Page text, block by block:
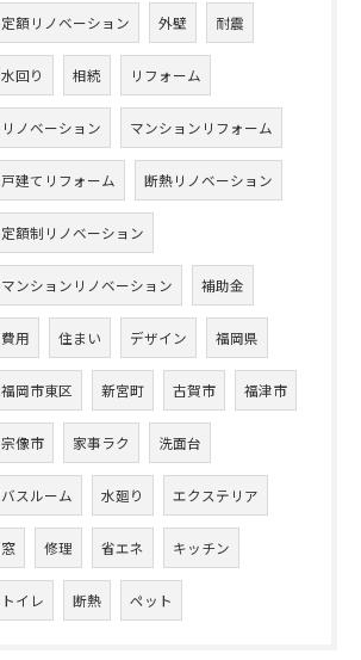
定額リノベーション 外壁 耐震
水回り 相続 リフォーム
リノベーション マンションリフォーム
戸建てリフォーム 断熱リノベーション
定額制リノベーション
マンションリノベーション 補助金
費用 住まい デザイン 福岡県
福岡市東区 新宮町 古賀市 福津市
宗像市 家事ラク 洗面台
バスルーム 水廻り エクステリア
窓 修理 省エネ キッチン
トイレ 断熱 ペット